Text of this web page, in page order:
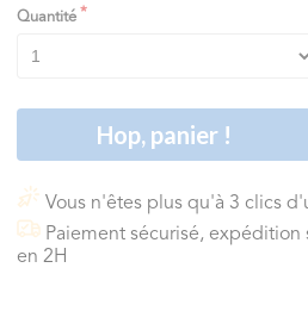
Quantité
Hop, panier !
Vous n'êtes plus qu'à 3 clics
Paiement sécurisé,
en 2H